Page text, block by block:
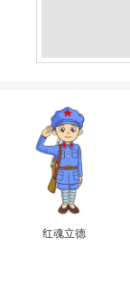
红魂立德